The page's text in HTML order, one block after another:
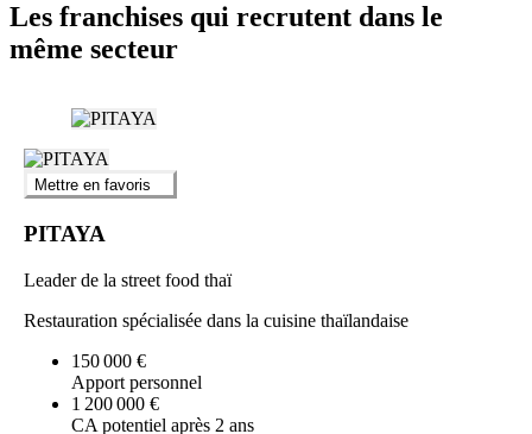
Les franchises qui recrutent dans le
même secteur
Mettre en favoris
PITAYA
Leader de la street food thaï
Restauration spécialisée dans la cuisine thaïlandaise
150 000 €
Apport personnel
1 200 000 €
CA potentiel après 2 ans